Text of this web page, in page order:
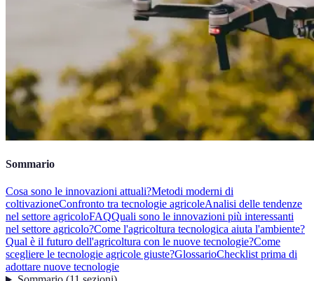
Sommario
Cosa sono le innovazioni attuali?Metodi moderni di
coltivazioneConfronto tra tecnologie agricoleAnalisi delle tendenze
nel settore agricoloFAQQuali sono le innovazioni più interessanti
nel settore agricolo?Come l'agricoltura tecnologica aiuta l'ambiente?
Qual è il futuro dell'agricoltura con le nuove tecnologie?Come
scegliere le tecnologie agricole giuste?GlossarioChecklist prima di
adottare nuove tecnologie